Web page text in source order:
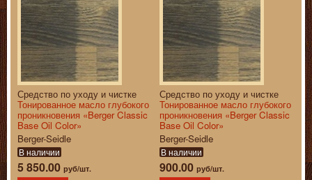
Средство по уходу и чистке
Тонированное масло глубокого
проникновения «Berger Classic
Base Oil Color»
Berger-Seidle
В наличии
5 850.00 руб/шт.
Средство по уходу и чистке
Тонированное масло глубокого
проникновения «Berger Classic
Base Oil Color»
Berger-Seidle
В наличии
900.00 руб/шт.